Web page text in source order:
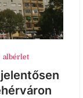
albérlet